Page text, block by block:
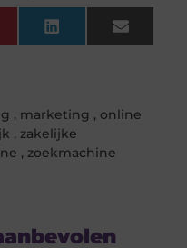
LinkedInEmail
, marketing , online
, zakelijke
, zoekmachine